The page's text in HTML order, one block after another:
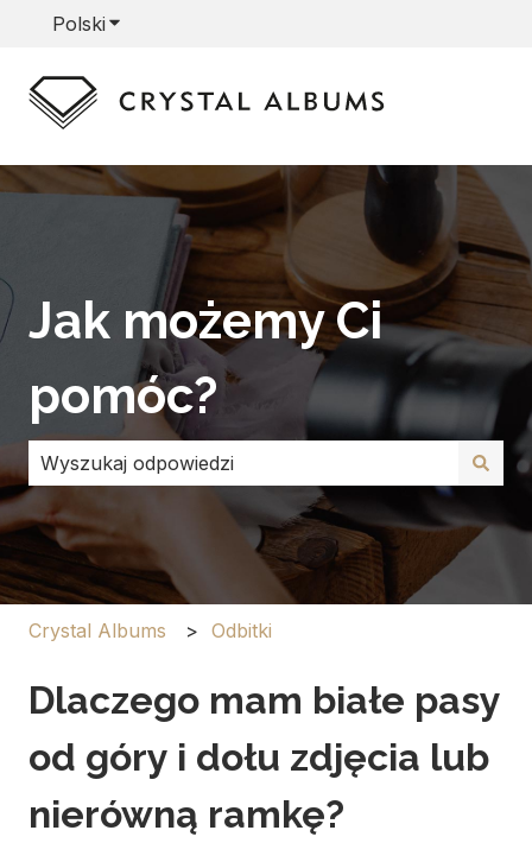
Polski Pokaż podmenu do tłumaczenia
Jak możemy Ci
pomóc?
Brak sugerowanych wyników, ponieważ pole
Crystal Albums Odbitki
Dlaczego mam białe pasy
od góry i dołu zdjęcia lub
nierówną ramkę?